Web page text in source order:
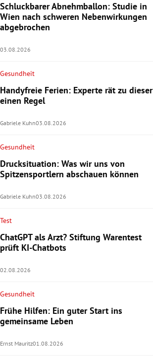
Schluckbarer Abnehmballon: Studie in
Wien nach schweren Nebenwirkungen
abgebrochen
03.08.2026
Gesundheit
Handyfreie Ferien: Experte rät zu dieser
einen Regel
Gabriele Kuhn03.08.2026
Gesundheit
Drucksituation: Was wir uns von
Spitzensportlern abschauen können
Gabriele Kuhn03.08.2026
Test
ChatGPT als Arzt? Stiftung Warentest
prüft KI-Chatbots
02.08.2026
Gesundheit
Frühe Hilfen: Ein guter Start ins
gemeinsame Leben
Ernst Mauritz01.08.2026